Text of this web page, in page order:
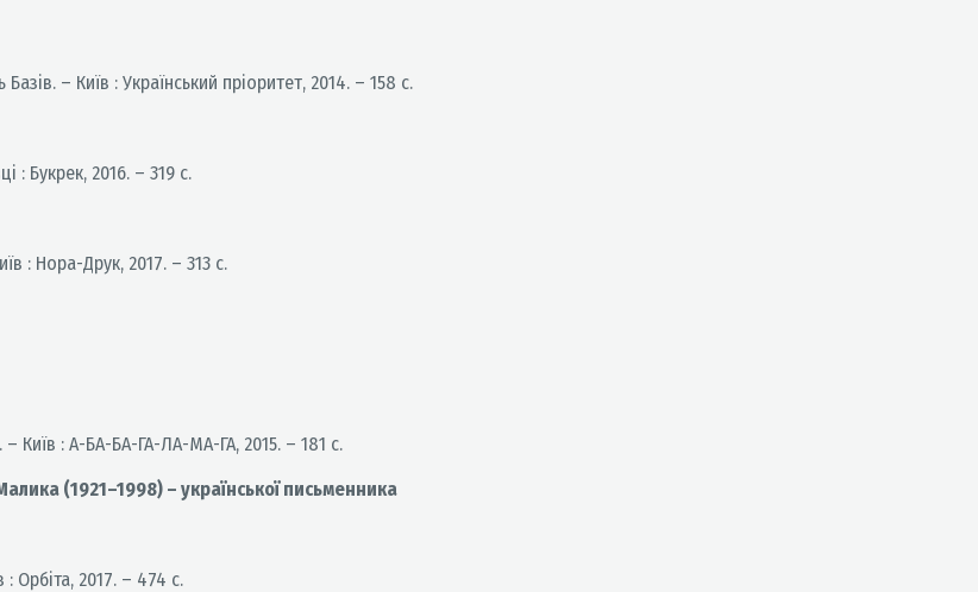
– Київ : Український пріоритет, 2014. – 158 с.
: Букрек, 2016. – 319 с.
: Нора-Друк, 2017. – 313 с.
Київ : А-БА-БА-ГА-ЛА-МА-ГА, 2015. – 181 с.
(1921–1998) – української письменника
Орбіта, 2017. – 474 с.